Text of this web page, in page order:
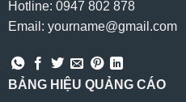
Hotline: 0947 802 878
Email: yourname@gmail.com
BẢNG HIỆU QUẢNG CÁO